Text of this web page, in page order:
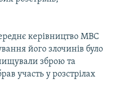
керівництво МВС
його злочинів було
зброю та
участь у розстрілах